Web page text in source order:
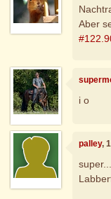
Aber
i o
palley,